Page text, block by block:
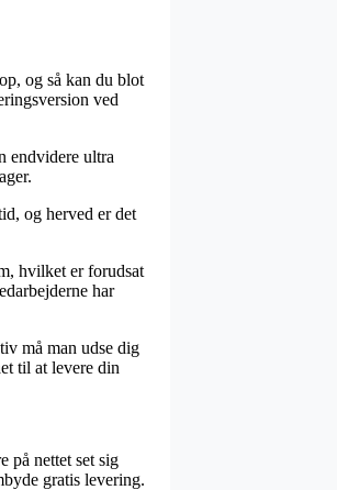
og så kan du blot
ved
endvidere ultra
og herved er det
hvilket er forudsat
har
må man udse dig
til at levere din
på nettet set sig
gratis levering.